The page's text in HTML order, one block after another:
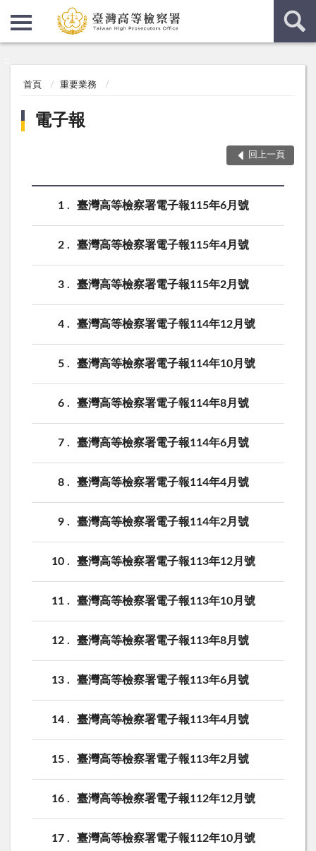
首頁 重要業務
電子報
回上一頁
1 臺灣高等檢察署電子報115年6月號
2 臺灣高等檢察署電子報115年4月號
3 臺灣高等檢察署電子報115年2月號
4 臺灣高等檢察署電子報114年12月號
5 臺灣高等檢察署電子報114年10月號
6 臺灣高等檢察署電子報114年8月號
7 臺灣高等檢察署電子報114年6月號
8 臺灣高等檢察署電子報114年4月號
9 臺灣高等檢察署電子報114年2月號
10 臺灣高等檢察署電子報113年12月號
11 臺灣高等檢察署電子報113年10月號
12 臺灣高等檢察署電子報113年8月號
13 臺灣高等檢察署電子報113年6月號
14 臺灣高等檢察署電子報113年4月號
15 臺灣高等檢察署電子報113年2月號
16 臺灣高等檢察署電子報112年12月號
17 臺灣高等檢察署電子報112年10月號